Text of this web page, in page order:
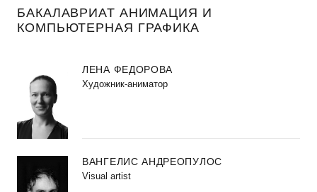
БАКАЛАВРИАТ АНИМАЦИЯ И
КОМПЬЮТЕРНАЯ ГРАФИКА
ЛЕНА ФЕДОРОВА
Художник-аниматор
ВАНГЕЛИС АНДРЕОПУЛОС
Visual artist